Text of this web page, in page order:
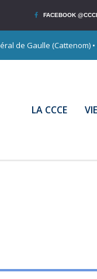
FACEBOOK
de Gaulle (Cattenom)
LA CCCE